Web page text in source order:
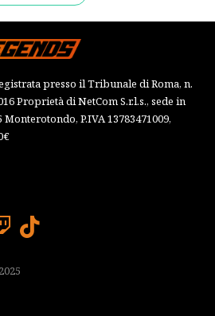
presso il Tribunale di Roma, n.
Proprietà di NetCom S.r.l.s., sede in
P.IVA 13783471009,